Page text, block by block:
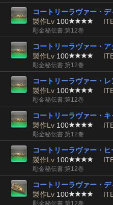
コートリーラヴァー・
製作Lv 100
彫金秘伝書:第12巻
コートリーラヴァー・
製作Lv 100
彫金秘伝書:第12巻
コートリーラヴァー・
製作Lv 100
彫金秘伝書:第12巻
コートリーラヴァー・
製作Lv 100
彫金秘伝書:第12巻
コートリーラヴァー・
製作Lv 100
彫金秘伝書:第12巻
コートリーラヴァー・
製作Lv 100
彫金秘伝書:第12巻